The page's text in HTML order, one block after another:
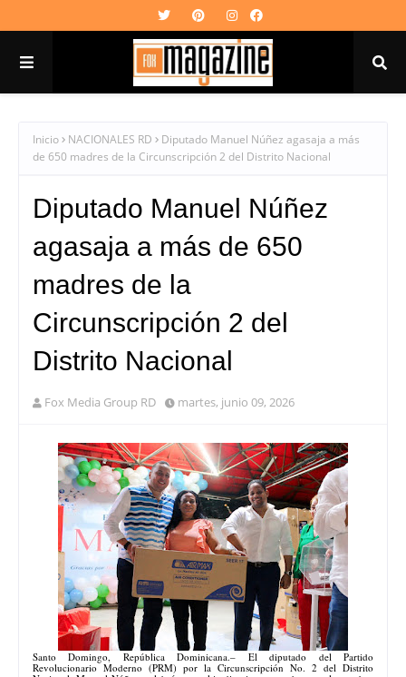
Inicio NACIONALES RD
Diputado Manuel Núñez agasaja a más
de 650 madres de la Circunscripción 2 del Distrito Nacional
Diputado Manuel Núñez
agasaja a más de 650
madres de la
Circunscripción 2 del
Distrito Nacional
Fox Media Group RD martes, junio 09, 2026
Santo Domingo, República Dominicana.– El diputado del Partido
Revolucionario Moderno (PRM) por la Circunscripción No. 2 del Distrito